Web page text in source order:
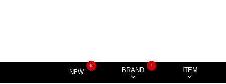
NEW
5
BRAND
!
ITEM